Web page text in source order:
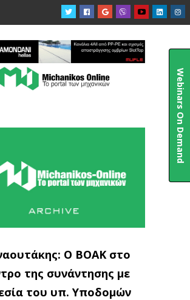

Ο ΒΟΑΚ στο
της συνάντησης με
του υπ. Υποδομών
Webinars On Demand